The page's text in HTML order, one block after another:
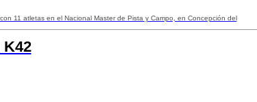
11 atletas en el Nacional Master de Pista y Campo, en Concepción del